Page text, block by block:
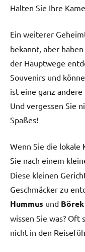
Halten Sie Ihre
Ein weiterer
bekannt, aber
der Hauptwege
Souvenirs und
ist eine ganz
Und vergessen Sie
Spaßes!
Wenn Sie die lokale
Sie nach einem
Diese kleinen
Geschmäcker zu
Hummus und Börek
wissen Sie was? Oft
nicht in den